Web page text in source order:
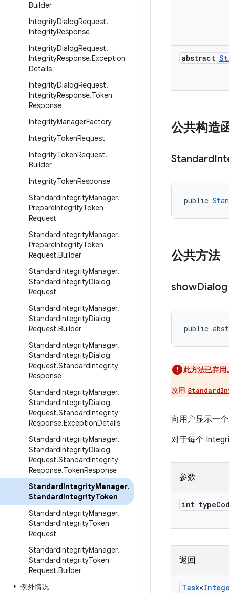
Builder
IntegrityDialogRequest.
IntegrityResponse
IntegrityDialogRequest.
IntegrityResponse.Exception
Details
IntegrityDialogRequest.
IntegrityResponse.Token
Response
IntegrityManagerFactory
IntegrityTokenRequest
IntegrityTokenRequest.
Builder
IntegrityTokenResponse
StandardIntegrityManager.
PrepareIntegrityToken
Request
StandardIntegrityManager.
PrepareIntegrityToken
Request.Builder
StandardIntegrityManager.
StandardIntegrityDialog
Request
StandardIntegrityManager.
StandardIntegrityDialog
Request.Builder
StandardIntegrityManager.
StandardIntegrityDialog
Request.StandardIntegrity
Response
StandardIntegrityManager.
StandardIntegrityDialog
Request.StandardIntegrity
Response.ExceptionDetails
StandardIntegrityManager.
StandardIntegrityDialog
Request.StandardIntegrity
Response.TokenResponse
StandardIntegrityManager.
StandardIntegrityToken
StandardIntegrityManager.
StandardIntegrityToken
Request
StandardIntegrityManager.
StandardIntegrityToken
Request.Builder
例外情况
abstract
公共构造
Standard
public
公共方法
showDialog
public
此方法已弃用。
改用
向用户显示一个
对于每个
参数
int type
返回
Task<